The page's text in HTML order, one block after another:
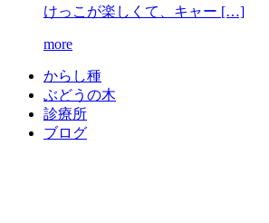
けっこが楽しくて、キャー […]
more
から し種
ぶどう の木
診療所
ブロ グ